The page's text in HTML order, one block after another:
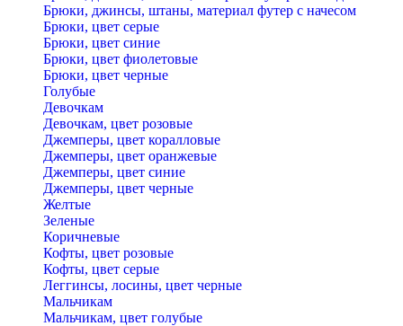
Брюки, джинсы, штаны, материал футер с начесом
Брюки, цвет серые
Брюки, цвет синие
Брюки, цвет фиолетовые
Брюки, цвет черные
Голубые
Девочкам
Девочкам, цвет розовые
Джемперы, цвет коралловые
Джемперы, цвет оранжевые
Джемперы, цвет синие
Джемперы, цвет черные
Желтые
Зеленые
Коричневые
Кофты, цвет розовые
Кофты, цвет серые
Леггинсы, лосины, цвет черные
Мальчикам
Мальчикам, цвет голубые